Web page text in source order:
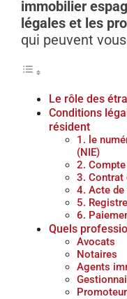
immobilier
légales et les
qui peuvent
Le rôle des
Conditions
résident
1. le
(NIE)
2.
3. Contrat
4. Acte de
5.
6.
Quels
Avocats
Notaires
Agents